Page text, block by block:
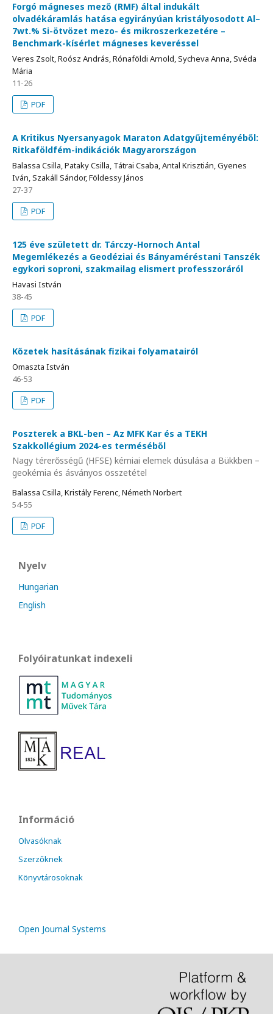
Forgó mágneses mező (RMF) által indukált
olvadékáramlás hatása egyirányúan kristályosodott Al–
7wt.% Si-ötvözet mezo- és mikroszerkezetére –
Benchmark-kísérlet mágneses keveréssel
Veres Zsolt, Roósz András, Rónaföldi Arnold, Sycheva Anna, Svéda
Mária
11-26
PDF
A Kritikus Nyersanyagok Maraton Adatgyűjteményéből:
Ritkaföldfém-indikációk Magyarországon
Balassa Csilla, Pataky Csilla, Tátrai Csaba, Antal Krisztián, Gyenes
Iván, Szakáll Sándor, Földessy János
27-37
PDF
125 éve született dr. Tárczy-Hornoch Antal
Megemlékezés a Geodéziai és Bányaméréstani Tanszék
egykori soproni, szakmailag elismert professzoráról
Havasi István
38-45
PDF
Kőzetek hasításának fizikai folyamatairól
Omaszta István
46-53
PDF
Poszterek a BKL-ben – Az MFK Kar és a TEKH
Szakkollégium 2024-es terméséből
Nagy térerősségű (HFSE) kémiai elemek dúsulása a Bükkben –
geokémia és ásványos összetétel
Balassa Csilla, Kristály Ferenc, Németh Norbert
54-55
PDF
Nyelv
Hungarian
English
Folyóiratunkat indexeli
Információ
Olvasóknak
Szerzőknek
Könyvtárosoknak
Open Journal Systems